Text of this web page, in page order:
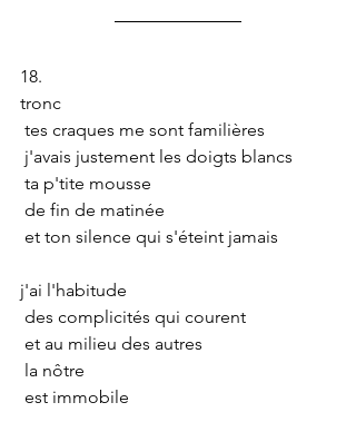
18.
tronc
tes craques me sont familières
j'avais justement les doigts blancs
ta p'tite mousse
de fin de matinée
et ton silence qui s'éteint jamais
j'ai l'habitude
des complicités qui courent
et au milieu des autres
la nôtre
est immobile